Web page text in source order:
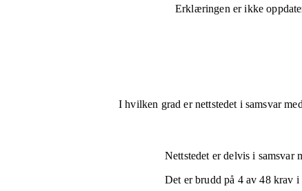
Erklæringen er ikke
I hvilken grad er nettstedet i samsvar
Nettstedet erdelvis i samsvar
Det er brudd på 4av48krav i